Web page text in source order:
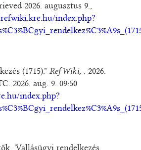
2026. augusztus 9.,
index.php?
(1715)." RefWiki, . 2026.
2026. aug. 9. 09:50
index.php?
'Vallásügyi rendelkezés